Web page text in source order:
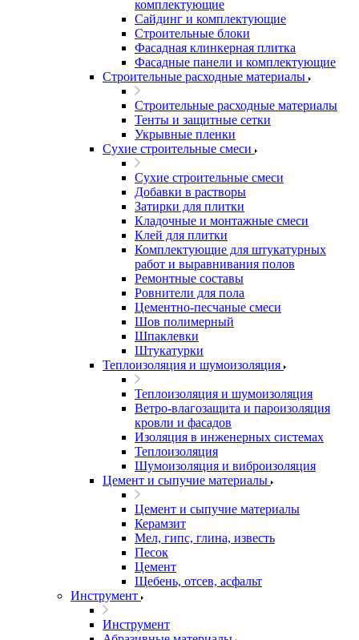
комплектующие
Сайдинг и комплектующие
Строительные блоки
Фасадная клинкерная плитка
Фасадные панели и комплектующие
Строительные расходные материалы
Строительные расходные материалы
Тенты и защитные сетки
Укрывные пленки
Сухие строительные смеси
Сухие строительные смеси
Добавки в растворы
Затирки для плитки
Кладочные и монтажные смеси
Клей для плитки
Комплектующие для штукатурных
работ и выравнивания полов
Ремонтные составы
Ровнители для пола
Цементно-песчаные смеси
Шов полимерный
Шпаклевки
Штукатурки
Теплоизоляция и шумоизоляция
Теплоизоляция и шумоизоляция
Ветро-влагозащита и пароизоляция
кровли и фасадов
Изоляция в инженерных системах
Теплоизоляция
Шумоизоляция и виброизоляция
Цемент и сыпучие материалы
Цемент и сыпучие материалы
Керамзит
Мел, гипс, глина, известь
Песок
Цемент
Щебень, отсев, асфальт
Инструмент
Инструмент